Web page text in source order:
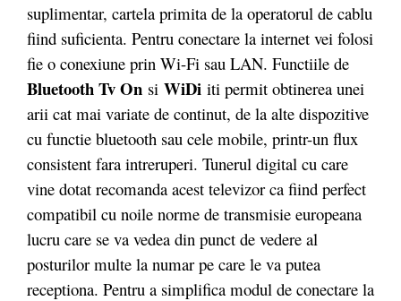
suplimentar, cartela primita de la operatorul de cablu
fiind suficienta. Pentru conectare la internet vei folosi
fie o conexiune prin Wi-Fi sau LAN. Functiile de
Bluetooth Tv On si WiDi iti permit obtinerea unei
arii cat mai variate de continut, de la alte dispozitive
cu functie bluetooth sau cele mobile, printr-un flux
consistent fara intreruperi. Tunerul digital cu care
vine dotat recomanda acest televizor ca fiind perfect
compatibil cu noile norme de transmisie europeana
lucru care se va vedea din punct de vedere al
posturilor multe la numar pe care le va putea
receptiona. Pentru a simplifica modul de conectare la